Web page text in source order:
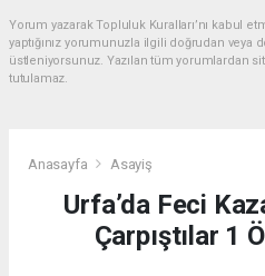
Yorum yazarak Topluluk Kuralları’nı kabul
yaptığınız yorumunuzla ilgili doğrudan veya
üstleniyorsunuz. Yazılan tüm yorumlardan
tutulamaz.
Anasayfa Asayiş
Urfa’da Feci
Çarpıştılar 1